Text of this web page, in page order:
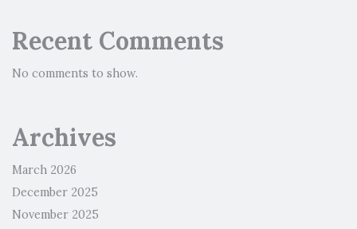
Recent Comments
No comments to show.
Archives
March 2026
December 2025
November 2025